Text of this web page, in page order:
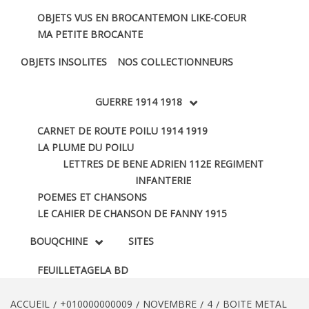
OBJETS VUS EN BROCANTEMON LIKE-COEUR
MA PETITE BROCANTE
OBJETS INSOLITES NOS COLLECTIONNEURS
GUERRE 1914 1918
CARNET DE ROUTE POILU 1914 1919
LA PLUME DU POILU
LETTRES DE BENE ADRIEN 112E REGIMENT
INFANTERIE
POEMES ET CHANSONS
LE CAHIER DE CHANSON DE FANNY 1915
BOUQCHINE
FEUILLETAGELA BD
SITES
ACCUEIL +010000000009 NOVEMBRE 4 BOITE METAL